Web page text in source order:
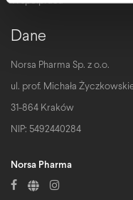
Dane
Norsa Pharma Sp. z o.o.
ul. prof. Michała
31-864 Kraków
NIP: 5492440284
Norsa Pharma